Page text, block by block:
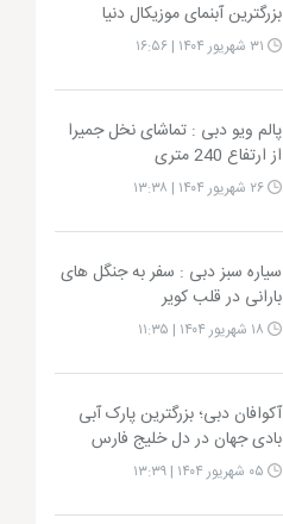
بزرگترین آبنمای موزیکال دنیا
پالم ویو دبی : تماشای نخل جمیرا
از ارتفاع 240 متری
۲۶ شهریور ۱۴۰۴ | ۱۳:۳۸
سیاره سبز دبی : سفر به جنگل‌ های
بارانی در قلب کویر
آکوافان دبی؛ بزرگترین پارک آبی
بادی جهان در دل خلیج فارس